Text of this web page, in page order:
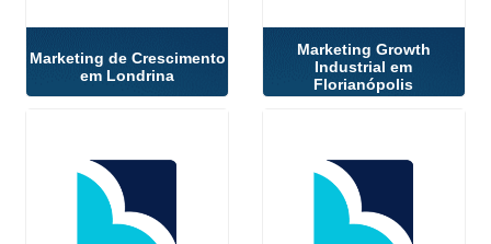
Marketing de Crescimento
em Londrina
Marketing Growth
Industrial em
Florianópolis